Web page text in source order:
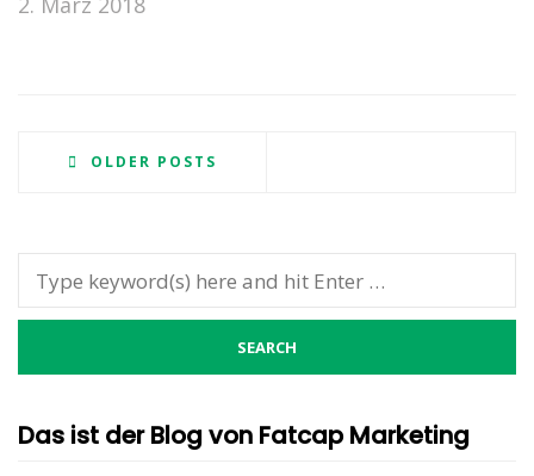
OLDER POSTS
Das ist der Blog von Fatcap Marketing